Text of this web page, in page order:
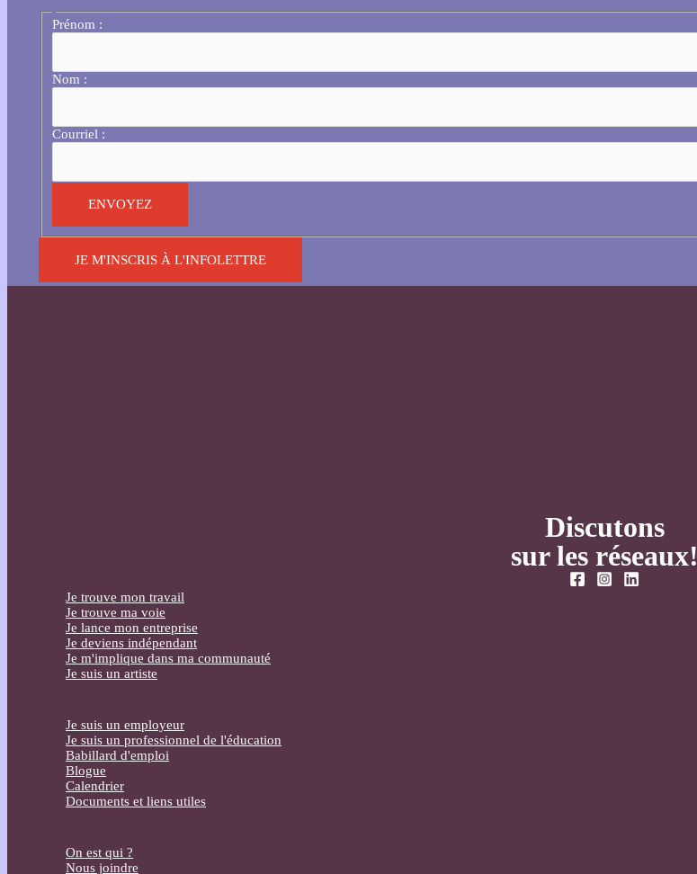
Prénom :
Nom :
Courriel :
JE M'INSCRIS À L'INFOLETTRE
Discutons
sur les réseaux!
Je trouve mon travail
Je trouve ma voie
Je lance mon entreprise
Je deviens indépendant
Je m'implique dans ma communauté
Je suis un artiste
Je suis un employeur
Je suis un professionnel de l'éducation
Babillard d'emploi
Blogue
Calendrier
Documents et liens utiles
On est qui ?
Nous joindre